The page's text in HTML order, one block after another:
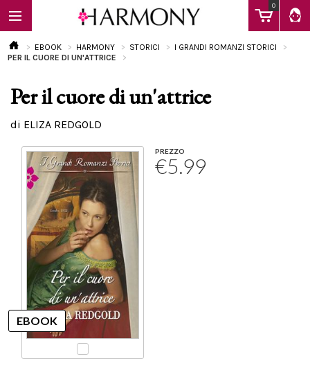
0
EBOOK
Calendario
EBOOK HARMONY STORICI
I GRANDI ROMANZI STORICI
PER IL CUORE DI UN'ATTRICE
Per il cuore di un'attrice
di ELIZA REDGOLD
PREZZO
€5.99